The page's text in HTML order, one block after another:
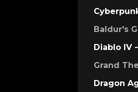
Baldur's
Diablo IV
Grand
Dragon